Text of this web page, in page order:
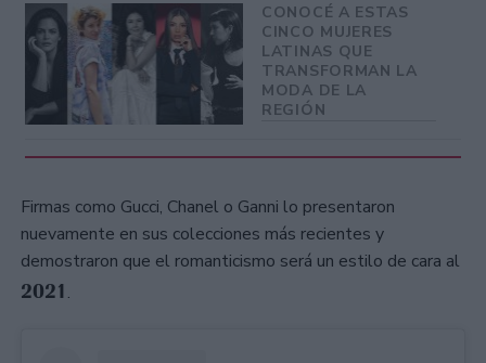
CONOCÉ A ESTAS
CINCO MUJERES
LATINAS QUE
TRANSFORMAN LA
MODA DE LA
REGIÓN
Firmas como Gucci, Chanel o Ganni lo presentaron
nuevamente en sus colecciones más recientes y
demostraron que el romanticismo será un estilo de cara al
2021.